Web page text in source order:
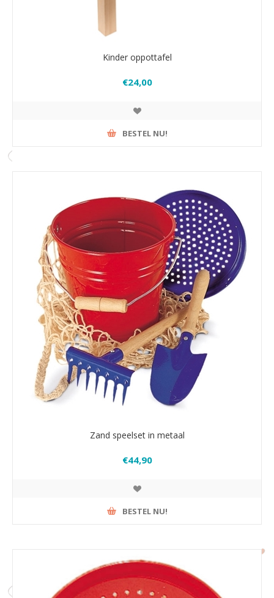
Kinder oppottafel
€24,00
BESTEL NU!
Zand speelset in metaal
€44,90
BESTEL NU!